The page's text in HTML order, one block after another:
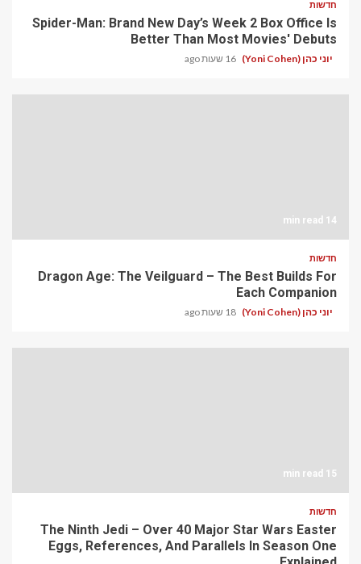
חדשות
Spider-Man: Brand New Day’s Week 2 Box Office Is
Better Than Most Movies' Debuts
יוני כהן (Yoni Cohen) 16 שעות ago
14 min read
חדשות
Dragon Age: The Veilguard – The Best Builds For
Each Companion
יוני כהן (Yoni Cohen) 18 שעות ago
15 min read
חדשות
The Ninth Jedi – Over 40 Major Star Wars Easter
Eggs, References, And Parallels In Season One